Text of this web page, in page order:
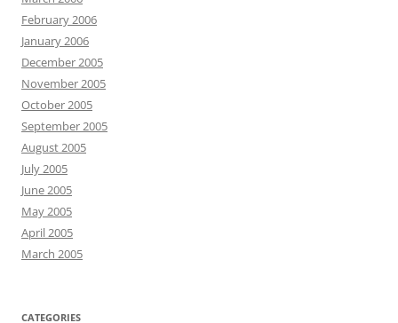
February 2006
January 2006
December 2005
November 2005
October 2005
September 2005
August 2005
July 2005
June 2005
May 2005
April 2005
March 2005
CATEGORIES